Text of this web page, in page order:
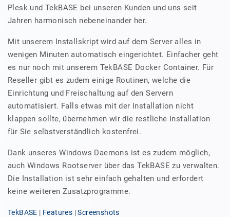
Plesk und TekBASE bei unseren Kunden und uns seit
Jahren harmonisch nebeneinander her.
Mit unserem Installskript wird auf dem Server alles in
wenigen Minuten automatisch eingerichtet. Einfacher geht
es nur noch mit unserem TekBASE Docker Container. Für
Reseller gibt es zudem einige Routinen, welche die
Einrichtung und Freischaltung auf den Servern
automatisiert. Falls etwas mit der Installation nicht
klappen sollte, übernehmen wir die restliche Installation
für Sie selbstverständlich kostenfrei.
Dank unseres Windows Daemons ist es zudem möglich,
auch Windows Rootserver über das TekBASE zu verwalten.
Die Installation ist sehr einfach gehalten und erfordert
keine weiteren Zusatzprogramme.
TekBASE | Features |Screenshots